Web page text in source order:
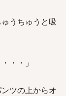
うちゅうと吸
・・」
ツの上からオ